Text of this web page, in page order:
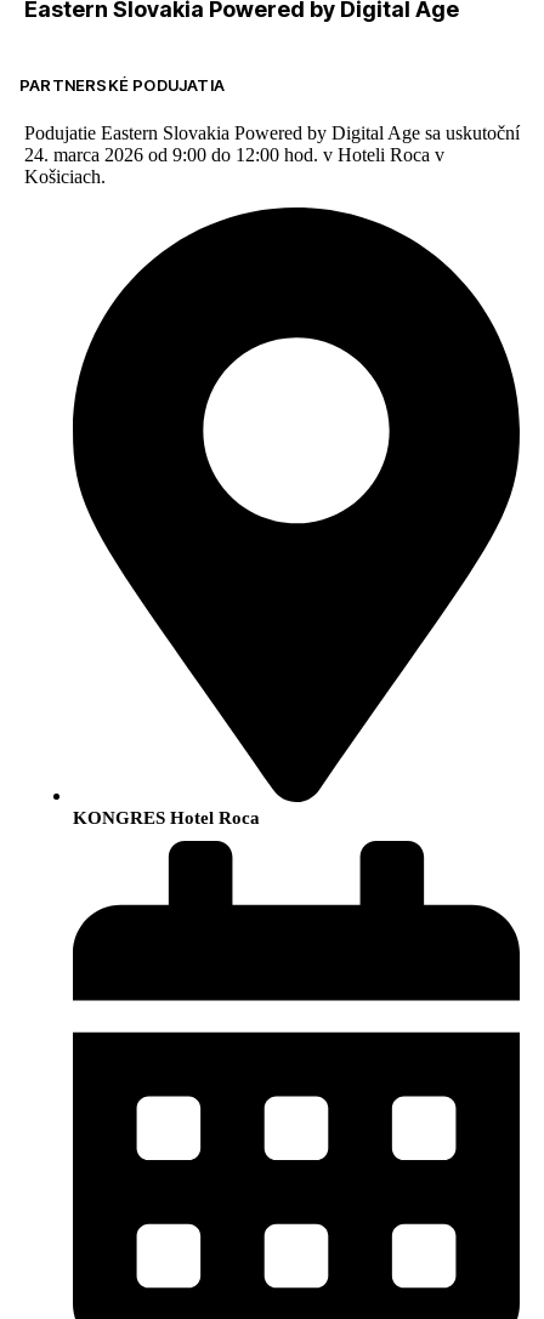
Eastern Slovakia Powered by Digital Age
PARTNERSKÉ PODUJATIA
Podujatie Eastern Slovakia Powered by Digital Age sa uskutoční
24. marca 2026 od 9:00 do 12:00 hod. v Hoteli Roca v
Košiciach.
KONGRES Hotel Roca